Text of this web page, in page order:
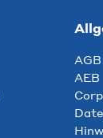
AGB
AEB